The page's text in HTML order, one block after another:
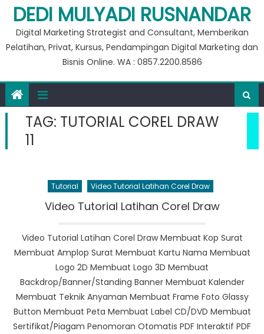
Workshop Google for Business
100 Tools AI Image to Animation Terbaik untuk Konten
Video & Animasi
DEDI MULYADI RUSNANDAR
Digital Marketing Strategist and Consultant, Memberikan
Pelatihan, Privat, Kursus, Pendampingan Digital Marketing dan
Bisnis Online. WA : 0857.2200.8586
TAG: TUTORIAL COREL DRAW
11
Tutorial Video Tutorial Latihan Corel Draw
Video Tutorial Latihan Corel Draw
Video Tutorial Latihan Corel Draw Membuat Kop Surat
Membuat Amplop Surat Membuat Kartu Nama Membuat
Logo 2D Membuat Logo 3D Membuat
Backdrop/Banner/Standing Banner Membuat Kalender
Membuat Teknik Anyaman Membuat Frame Foto Glassy
Button Membuat Peta Membuat Label CD/DVD Membuat
Sertifikat/Piagam Penomoran Otomatis PDF Interaktif PDF